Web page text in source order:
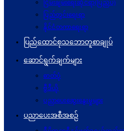
ငြိမ်းချမ်းရေးဆိုင်ရာ(ပြည်ပ)
ပြည်တွင်းရေးရာ
နိုင်ငံတကာရေးရာ
ပြည်ထောင်စုသဘောတူစာချုပ်
ဆောင်ရွက်ချက်များ
ဓာတ်ပုံ
ဗွီဒီယို
ပညာပေးဆွေးနွေးမှုများ
ပညာပေးအစီအစဉ်